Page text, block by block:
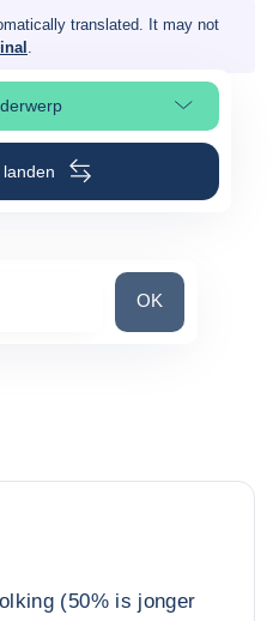
translated. It may not
.
paginasectie
Zoek een land
OK
(50% is jonger